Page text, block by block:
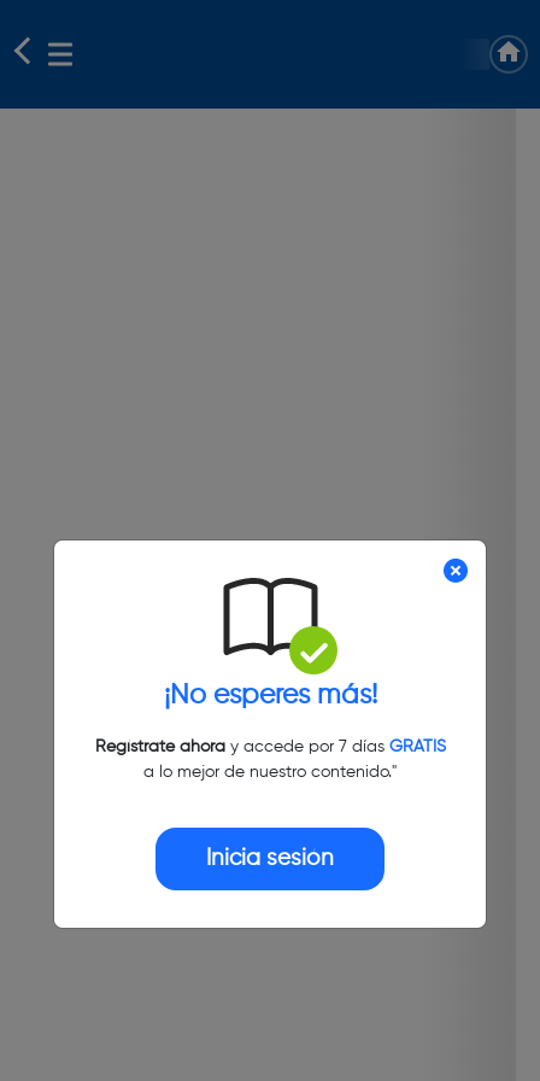
¡No esperes más!
Regístrate ahoray accede por 7 días GRATIS
a lo mejor de nuestro contenido."
Inicia sesión